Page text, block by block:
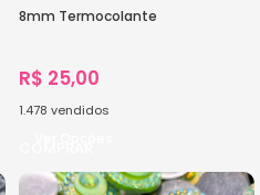
8mm Termocolante
R$ 25,00
1.478 vendidos